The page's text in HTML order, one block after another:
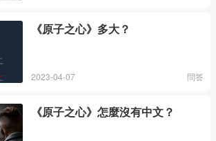
《原子之心》多大？
2023-04-07 問答
《原子之心》怎麼沒有中文？